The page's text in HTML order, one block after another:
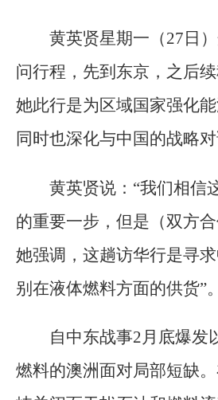
黄英贤星期一（27日
问行程，先到东京，之后续
她此行是为区域国家强化能
同时也深化与中国的战略对
黄英贤说：“我们相信
的重要一步，但是（双方合
她强调，这趟访华行是寻
别在液体燃料方面的供货”。
自中东战事2月底爆发
燃料的澳洲面对局部短缺